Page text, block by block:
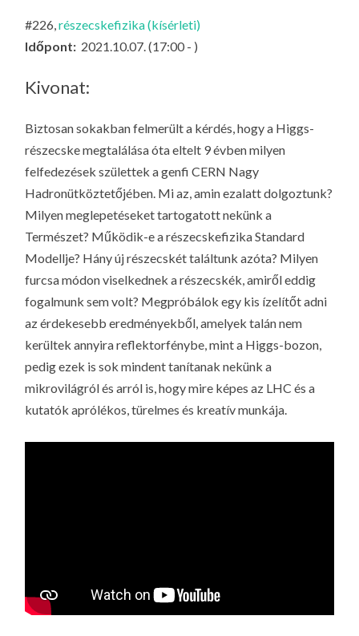
#226,részecskefizika (kísérleti)
Időpont: 2021.10.07. (17:00 - )
Kivonat:
Biztosan sokakban felmerült a kérdés, hogy a Higgs-
részecske megtalálása óta eltelt 9 évben milyen
felfedezések születtek a genfi CERN Nagy
Hadronütköztetőjében. Mi az, amin ezalatt dolgoztunk?
Milyen meglepetéseket tartogatott nekünk a
Természet? Működik-e a részecskefizika Standard
Modellje? Hány új részecskét találtunk azóta? Milyen
furcsa módon viselkednek a részecskék, amiről eddig
fogalmunk sem volt? Megpróbálok egy kis ízelítőt adni
az érdekesebb eredményekből, amelyek talán nem
kerültek annyira reflektorfénybe, mint a Higgs-bozon,
pedig ezek is sok mindent tanítanak nekünk a
mikrovilágról és arról is, hogy mire képes az LHC és a
kutatók aprólékos, türelmes és kreatív munkája.